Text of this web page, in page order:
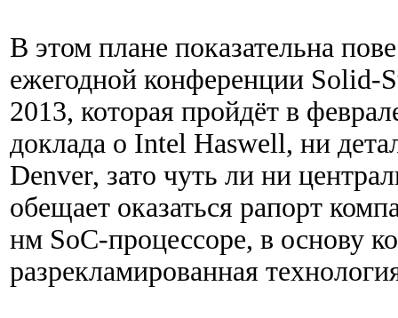
В этом плане показательна
ежегодной конференции Solid-
2013, которая пройдёт в
доклада о Intel Haswell, ни
Denver, зато чуть ли ни
обещает оказаться рапорт
нм SoC-процессоре, в основу
разрекламированная